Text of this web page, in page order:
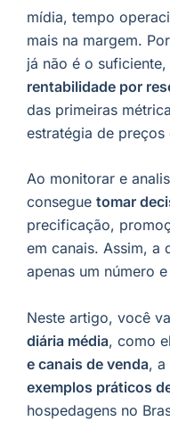
mídia, tempo
mais na margem.
já não é o
rentabilidade por
das primeiras
estratégia de preços
Ao monitorar e
consegue tomar
precificação,
em canais. Assim, a
apenas um número
Neste artigo, você
diária média, como
e canais de venda, a
exemplos práticos
hospedagens no